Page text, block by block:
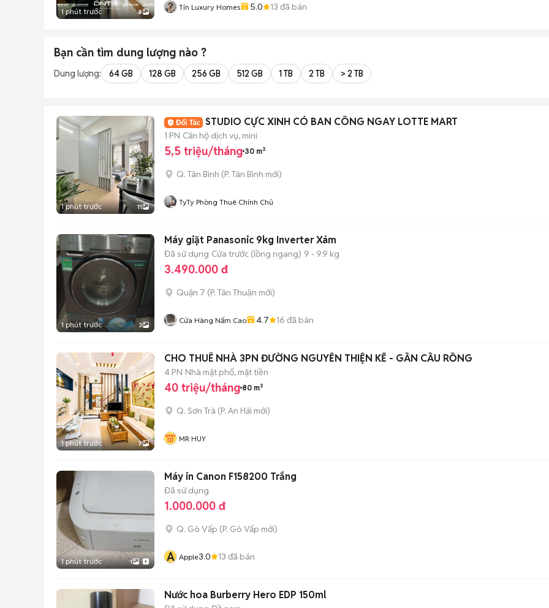
1 phút trước 8 Tín Luxury Homes 5.0 13 đã bán
Bạn cần tìm dung lượng nào ?
Dung lượng: 64 GB 128 GB 256 GB 512 GB 1 TB 2 TB > 2 TB
1 phút trước 11
STUDIO CỰC XINH CÓ BAN CÔNG NGAY LOTTE MART
1 PN Căn hộ dịch vụ, mini
5,5 triệu/tháng 30 m²
Q. Tân Bình (P. Tân Bình mới)
TyTy Phòng Thuê Chính Chủ
1 phút trước 3
Máy giặt Panasonic 9kg Inverter Xám
Đã sử dụng Cửa trước (lồng ngang) 9 - 9.9 kg
3.490.000 đ
Quận 7 (P. Tân Thuận mới)
Cửa Hàng Nấm Cao 4.7 16 đã bán
1 phút trước 7
CHO THUÊ NHÀ 3PN ĐƯỜNG NGUYỄN THIỆN KẾ - GẦN CẦU RỒNG
4 PN Nhà mặt phố, mặt tiền
40 triệu/tháng 80 m²
Q. Sơn Trà (P. An Hải mới)
MR HUY
1 phút trước 1
Máy in Canon F158200 Trắng
Đã sử dụng
1.000.000 đ
Q. Gò Vấp (P. Gò Vấp mới)
A Apple3.0 13 đã bán
Nước hoa Burberry Hero EDP 150ml